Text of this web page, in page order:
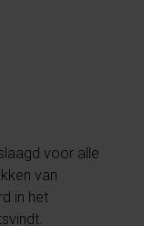
voor alle
van
in het